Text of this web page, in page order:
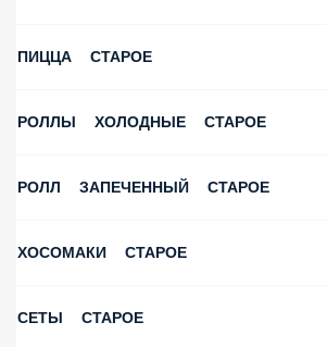
ПИЦЦА СТАРОЕ
РОЛЛЫ ХОЛОДНЫЕ СТАРОЕ
РОЛЛ ЗАПЕЧЕННЫЙ СТАРОЕ
ХОСОМАКИ СТАРОЕ
СЕТЫ СТАРОЕ